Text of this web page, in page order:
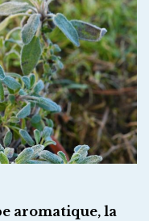
aromatique, la